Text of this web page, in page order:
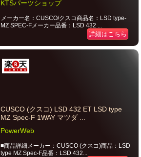
KTSパーツショップ
メーカー名：CUSCO/クスコ商品名：LSD type-
MZ SPEC-Fメーカー品番：LSD 432 ...
詳細はこちら
CUSCO (クスコ) LSD 432 ET LSD type
MZ Spec-F 1WAY マツダ ...
PowerWeb
■商品詳細メーカー：CUSCO (クスコ)商品：LSD
type MZ Spec-F品番：LSD 432...